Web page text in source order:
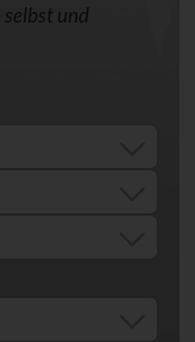
selbst und